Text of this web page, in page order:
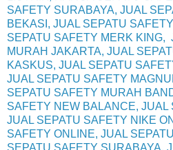
SAFETY SURABAYA, JUAL
BEKASI, JUAL SEPATU
SEPATU SAFETY MERK KING,
MURAH JAKARTA, JUAL
KASKUS, JUAL SEPATU
JUAL SEPATU SAFETY
SEPATU SAFETY MURAH
SAFETY NEW BALANCE, JUAL
JUAL SEPATU SAFETY NIKE
SAFETY ONLINE, JUAL
SEPATU SAFETY SURABAYA,